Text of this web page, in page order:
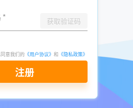
想要快乐，要么是想远离痛苦。人们
，做决策时则是理性的。增加利润、
点虽然能在理智上引起兴趣，却不能
从理智上去销售你想销售的任何东
使成功了，也要付出艰辛的努力！
径。销售时，只管去追逐潜在客户的
够强烈，因此可以忽略。透过表面现
动机，揭示他的痛点。
* 获取验证码
意我们的 《用户协议》 和 《隐私政策》
注册